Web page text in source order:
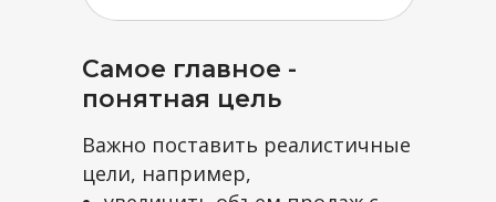
Самое главное -
понятная цель
Важно поставить реалистичные
цели, например,